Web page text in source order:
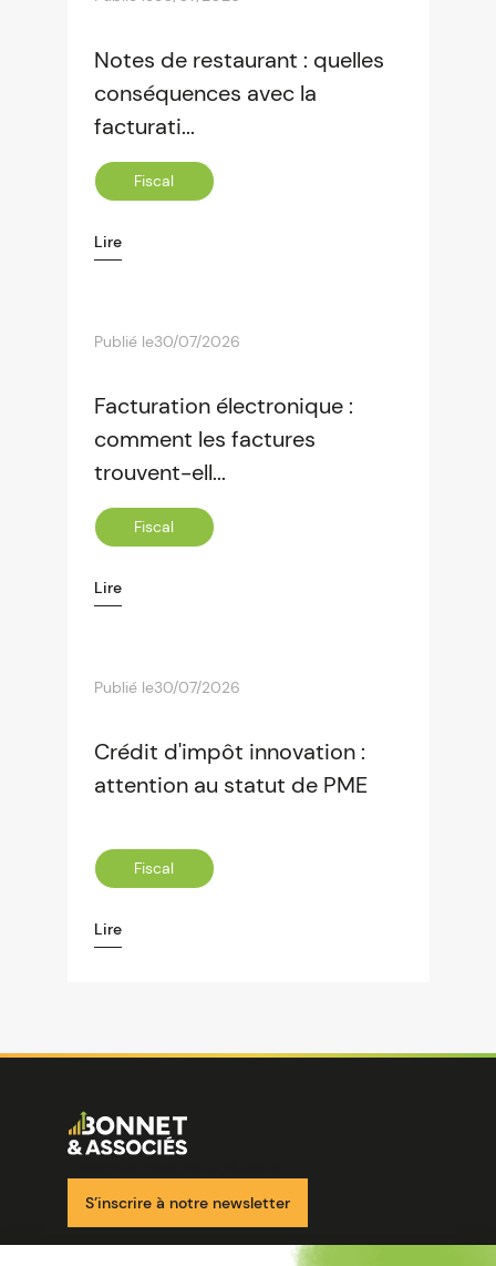
Notes de restaurant : quelles
conséquences avec la
facturati...
Fiscal
Lire
Publié le30/07/2026
Facturation électronique :
comment les factures
trouvent-ell...
Fiscal
Lire
Publié le30/07/2026
Crédit d'impôt innovation :
attention au statut de PME
Fiscal
Lire
Image
S’inscrire à notre newsletter